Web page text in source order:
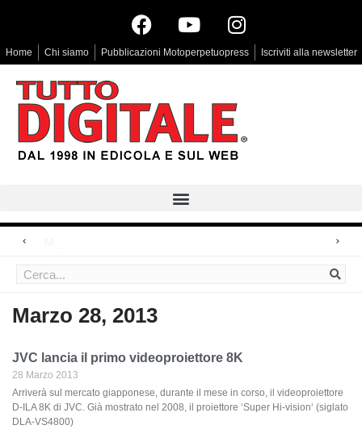
Home Chi siamo Pubblicazioni Motoperpetuopress Iscriviti alla newsletter
Marzo 28, 2013
JVC lancia il primo videoproiettore 8K
28 Marzo 2013
Arriverà sul mercato giapponese, durante il mese in corso, il videoproiettore
D-ILA 8K di JVC. Già mostrato nel 2008, il proiettore ‘Super Hi-vision‘ (siglato
DLA-VS4800)